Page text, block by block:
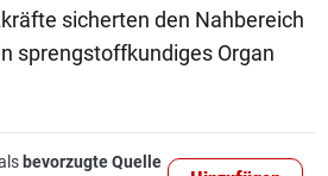
sicherten den Nahbereich
sprengstoffkundiges Organ
bevorzugte Quelle